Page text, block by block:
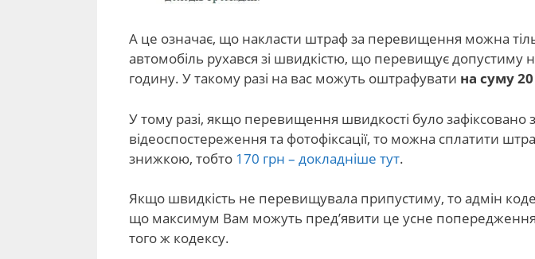
А це означає, що накласти штраф за перевищення можна
автомобіль рухався зі швидкістю, що перевищує допустиму
годину. У такому разі на вас можуть оштрафувати на суму 20
У тому разі, якщо перевищення швидкості було
відеоспостереження та фотофіксації, то можна сплатити
знижкою, тобто 170 грн – докладніше тут.
Якщо швидкість не перевищувала припустиму, то адмін
що максимум Вам можуть пред’явити це усне попередження
того ж кодексу.